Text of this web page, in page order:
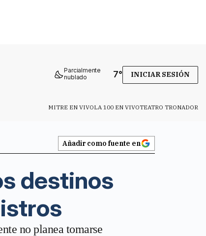
Parcialmente
nublado
7° INICIAR SESIÓN
MITRE EN VIVOLA 100 EN VIVOTEATRO TRONADOR
Añadir como fuente en
destinos
no planea tomarse